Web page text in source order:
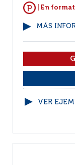
| En
MÁS
VER